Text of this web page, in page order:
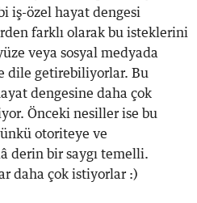
iş-özel hayat dengesi
farklı olarak bu isteklerini
veya sosyal medyada
dile getirebiliyorlar. Bu
dengesine daha çok
Önceki nesiller ise bu
otoriteye ve
derin bir saygı temelli.
daha çok istiyorlar :)